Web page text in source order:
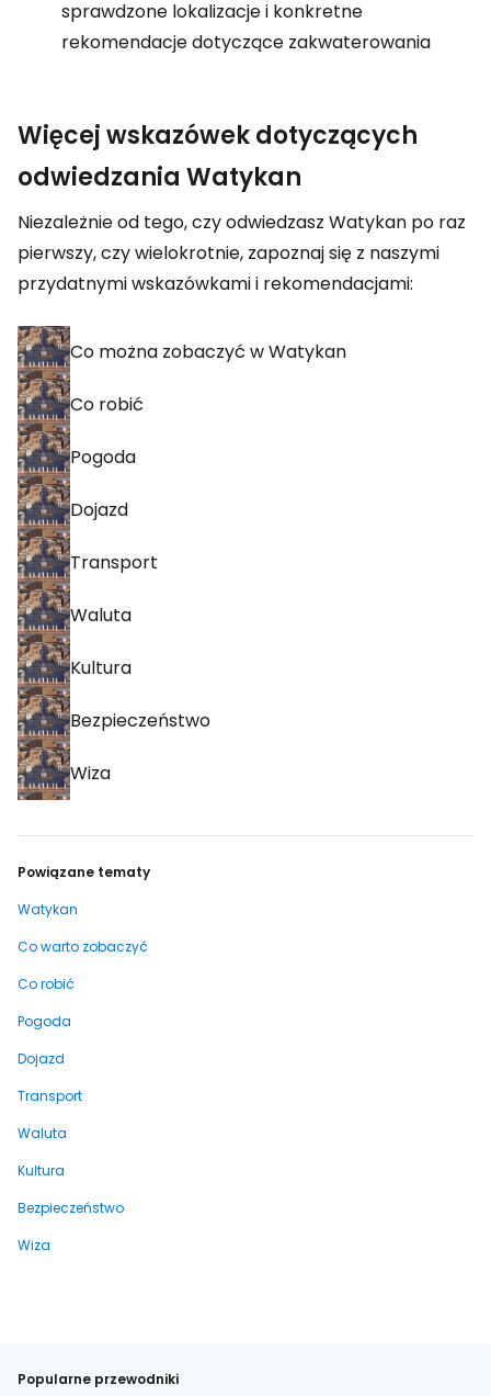
sprawdzone lokalizacje i konkretne
rekomendacje dotyczące zakwaterowania
Więcej wskazówek dotyczących
odwiedzania Watykan
Niezależnie od tego, czy odwiedzasz Watykan po raz
pierwszy, czy wielokrotnie, zapoznaj się z naszymi
przydatnymi wskazówkami i rekomendacjami:
Co można zobaczyć w Watykan
Co robić
Pogoda
Dojazd
Transport
Waluta
Kultura
Bezpieczeństwo
Wiza
Powiązane tematy
Watykan
Co warto zobaczyć
Co robić
Pogoda
Dojazd
Transport
Waluta
Kultura
Bezpieczeństwo
Wiza
Popularne przewodniki